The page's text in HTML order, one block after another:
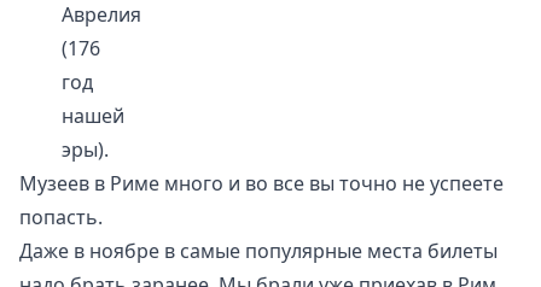
Аврелия
(176
год
нашей
эры).
Музеев в Риме много и во все вы точно не успеете
попасть.
Даже в ноябре в самые популярные места билеты